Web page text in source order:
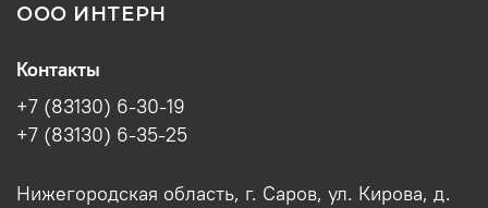
ООО ИНТЕРН
Контакты
+7 (83130) 6-30-19
+7 (83130) 6-35-25
Нижегородская область, г. Саров, ул. Кирова, д.